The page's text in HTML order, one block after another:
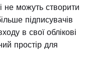
не можуть створити
підписувачів
в свої облікові
простір для